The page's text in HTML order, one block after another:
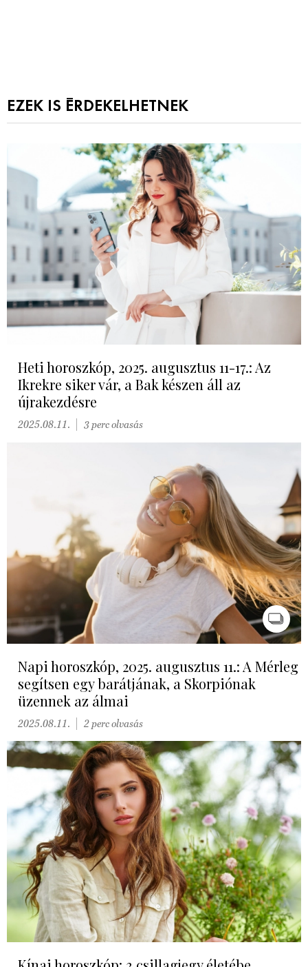
EZEK IS ÉRDEKELHETNEK
Heti horoszkóp, 2025. augusztus 11-17.: Az
Ikrekre siker vár, a Bak készen áll az
újrakezdésre
2025.08.11. 3 perc olvasás
Napi horoszkóp, 2025. augusztus 11.: A Mérleg
segítsen egy barátjának, a Skorpiónak
üzennek az álmai
2025.08.11. 2 perc olvasás